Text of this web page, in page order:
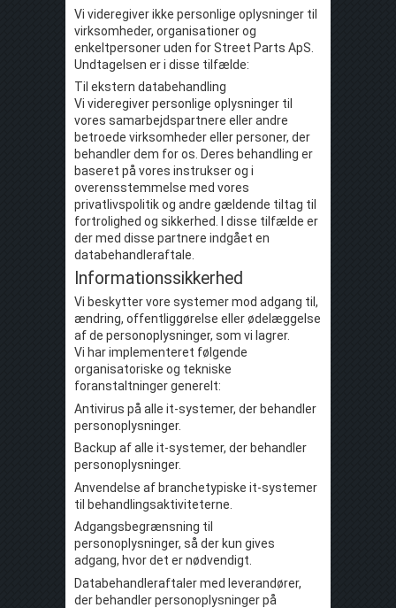
Vi videregiver ikke personlige oplysninger til
virksomheder, organisationer og
enkeltpersoner uden for Street Parts ApS.
Undtagelsen er i disse tilfælde:
Til ekstern databehandling
Vi videregiver personlige oplysninger til
vores samarbejdspartnere eller andre
betroede virksomheder eller personer, der
behandler dem for os. Deres behandling er
baseret på vores instrukser og i
overensstemmelse med vores
privatlivspolitik og andre gældende tiltag til
fortrolighed og sikkerhed. I disse tilfælde er
der med disse partnere indgået en
databehandleraftale.
Informationssikkerhed
Vi beskytter vore systemer mod adgang til,
ændring, offentliggørelse eller ødelæggelse
af de personoplysninger, som vi lagrer.
Vi har implementeret følgende
organisatoriske og tekniske
foranstaltninger generelt:
Antivirus på alle it-systemer, der behandler
personoplysninger.
Backup af alle it-systemer, der behandler
personoplysninger.
Anvendelse af branchetypiske it-systemer
til behandlingsaktiviteterne.
Adgangsbegrænsning til
personoplysninger, så der kun gives
adgang, hvor det er nødvendigt.
Databehandleraftaler med leverandører,
der behandler personoplysninger på